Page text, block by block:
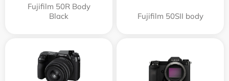
Fujifilm 50R Body
Black
Fujifilm 50SII body